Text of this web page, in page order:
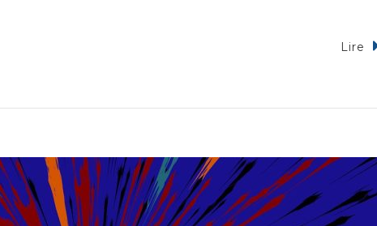
Lire